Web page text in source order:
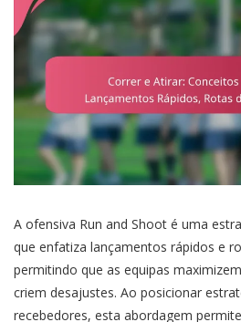
A ofensiva Run and Shoot é uma
que enfatiza lançamentos rápidos e
permitindo que as equipas
criem desajustes. Ao posicionar
recebedores, esta abordagem